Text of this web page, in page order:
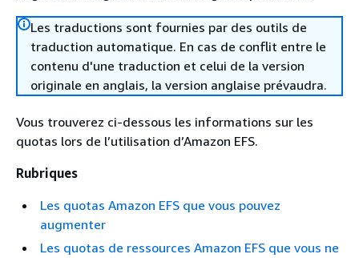
Les traductions sont fournies par des outils de
traduction automatique. En cas de conflit entre le
contenu d'une traduction et celui de la version
originale en anglais, la version anglaise prévaudra.
Vous trouverez ci-dessous les informations sur les
quotas lors de l’utilisation d’Amazon EFS.
Rubriques
Les quotas Amazon EFS que vous pouvez
augmenter
Les quotas de ressources Amazon EFS que vous ne